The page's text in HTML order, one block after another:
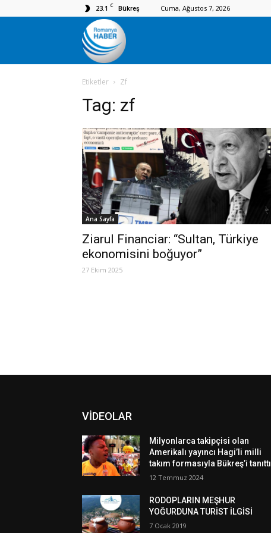
23.1 C Bükreş Cuma, Ağustos 7, 2026
Romanya
Haber
Etiketler Zf
Tag: zf
Ana Sayfa
Ziarul Financiar: “Sultan, Türkiye
ekonomisini boğuyor”
27 Ekim 2025
VİDEOLAR
Milyonlarca takipçisi olan
Amerikalı yayıncı Hagi’li milli
takım formasıyla Bükreş’i tanıttı
12 Temmuz 2024
RODOPLARIN MEŞHUR
YOĞURDUNA TURİST İLGİSİ
7 Ocak 2019